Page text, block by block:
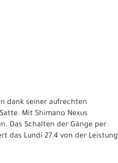
dank seiner aufrechten
Mit Shimano Nexus
Das Schalten der Gänge per
das Lundi 27.4 von der Leistung